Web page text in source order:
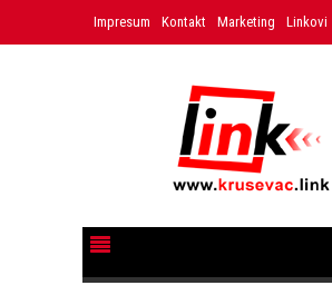
Impresum Kontakt Marketing Linkovi